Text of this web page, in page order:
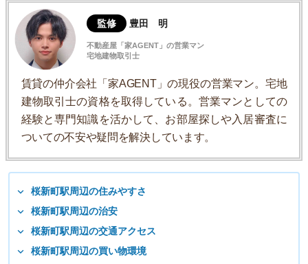
監修 豊田 明
不動産屋「家AGENT」の営業マン
宅地建物取引士
賃貸の仲介会社「家AGENT」の現役の営業マン。宅地
建物取引士の資格を取得している。営業マンとしての
経験と専門知識を活かして、お部屋探しや入居審査に
ついての不安や疑問を解決しています。
桜新町駅周辺の住みやすさ
桜新町駅周辺の治安
桜新町駅周辺の交通アクセス
桜新町駅周辺の買い物環境